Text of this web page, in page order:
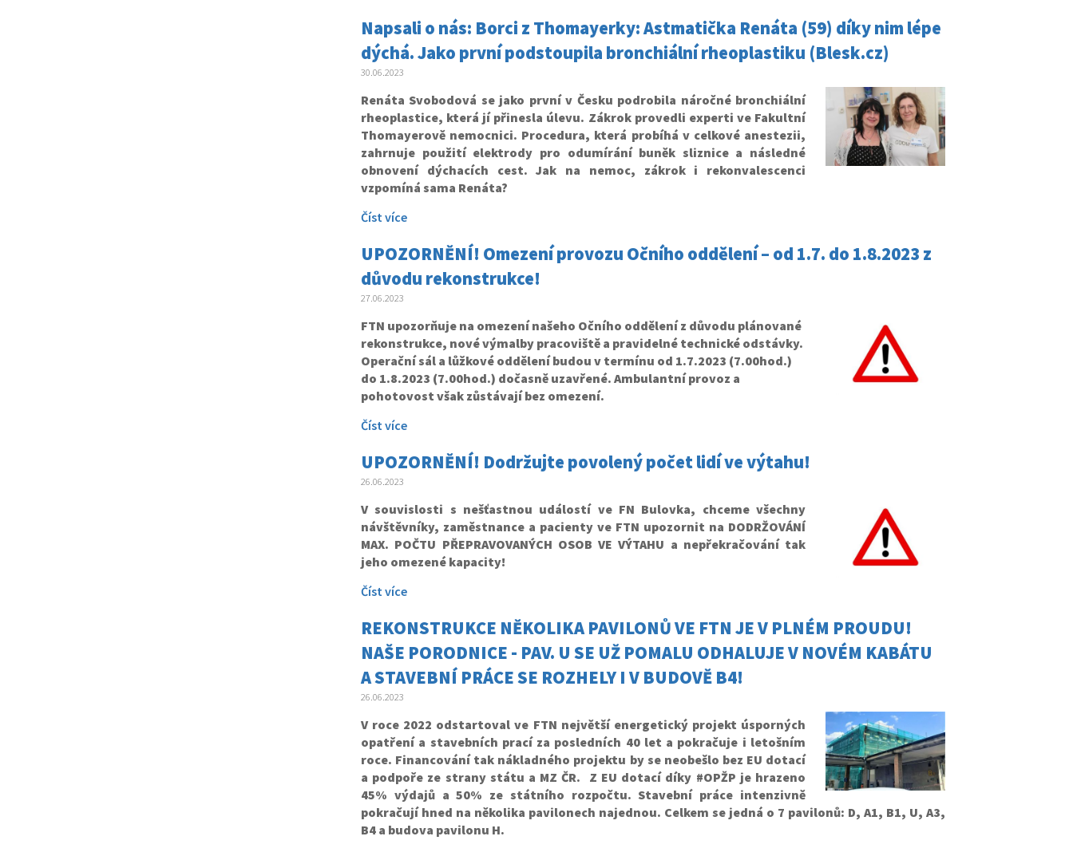
Napsali o nás: Borci z Thomayerky: Astmatička Renáta (59) díky nim lépe
dýchá. Jako první podstoupila bronchiální rheoplastiku (Blesk.cz)
30.06.2023
Renáta Svobodová se jako první v Česku podrobila náročné bronchiální
rheoplastice, která jí přinesla úlevu. Zákrok provedli experti ve Fakultní
Thomayerově nemocnici. Procedura, která probíhá v celkové anestezii,
zahrnuje použití elektrody pro odumírání buněk sliznice a následné
obnovení dýchacích cest. Jak na nemoc, zákrok i rekonvalescenci
vzpomíná sama Renáta?
Číst více
UPOZORNĚNÍ! Omezení provozu Očního oddělení – od 1.7. do 1.8.2023 z
důvodu rekonstrukce!
27.06.2023
FTN upozorňuje na omezení našeho Očního oddělení z důvodu plánované
rekonstrukce, nové výmalby pracoviště a pravidelné technické odstávky.
Operační sál a lůžkové oddělení budou v termínu od 1.7.2023 (7.00hod.)
do 1.8.2023 (7.00hod.) dočasně uzavřené. Ambulantní provoz a
pohotovost však zůstávají bez omezení.
Číst více
UPOZORNĚNÍ! Dodržujte povolený počet lidí ve výtahu!
26.06.2023
V souvislosti s nešťastnou událostí ve FN Bulovka, chceme všechny
návštěvníky, zaměstnance a pacienty ve FTN upozornit na DODRŽOVÁNÍ
MAX. POČTU PŘEPRAVOVANÝCH OSOB VE VÝTAHU a nepřekračování tak
jeho omezené kapacity!
Číst více
REKONSTRUKCE NĚKOLIKA PAVILONŮ VE FTN JE V PLNÉM PROUDU!
NAŠE PORODNICE - PAV. U SE UŽ POMALU ODHALUJE V NOVÉM KABÁTU
A STAVEBNÍ PRÁCE SE ROZHELY I V BUDOVĚ B4!
26.06.2023
V roce 2022 odstartoval ve FTN největší energetický projekt úsporných
opatření a stavebních prací za posledních 40 let a pokračuje i letošním
roce. Financování tak nákladného projektu by se neobešlo bez EU dotací
a podpoře ze strany státu a MZ ČR. Z EU dotací díky #OPŽP je hrazeno
45% výdajů a 50% ze státního rozpočtu. Stavební práce intenzivně
pokračují hned na několika pavilonech najednou. Celkem se jedná o 7 pavilonů: D, A1, B1, U, A3,
B4 a budova pavilonu H.